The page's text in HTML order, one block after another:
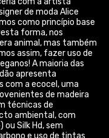
@_astroveg e
o mundo com uma
55